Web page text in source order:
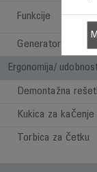
Funkcije
Generator jona
Ergonomija/
Demontažna
Kukica za kačenje
Torbica za četku